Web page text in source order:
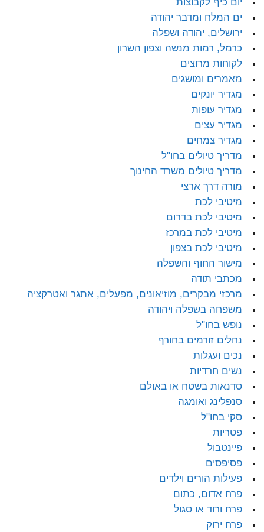
יום כיף לקבוצות
ים המלח ומדבר יהודה
ירושלים, יהודה ושפלה
כרמל, רמות מנשה וצפון השרון
לקוחות מרוצים
מאמרים ומושגים
מגדיר יונקים
מגדיר עופות
מגדיר עצים
מגדיר צמחים
מדריך טיולים בחו"ל
מדריך טיולים משרד החינוך
מורה דרך ארצי
מיטיבי לכת
מיטיבי לכת בדרום
מיטיבי לכת במרכז
מיטיבי לכת בצפון
מישור החוף והשפלה
מכתבי תודה
מרכזי מבקרים, מוזיאונים, מפעלים, אתגר ואטרקציה
משפחה בשפלה ויהודה
נופש בחו"ל
נחלים זורמים בחורף
נכים ועגלות
נשים חרדיות
סדנאות בשטח או באולם
סנפלינג ואומגה
סקי בחו"ל
פטריות
פיינטבול
פסיפסים
פעילות הורים וילדים
פרח אדום, כתום
פרח ורוד או סגול
פרח ירוק